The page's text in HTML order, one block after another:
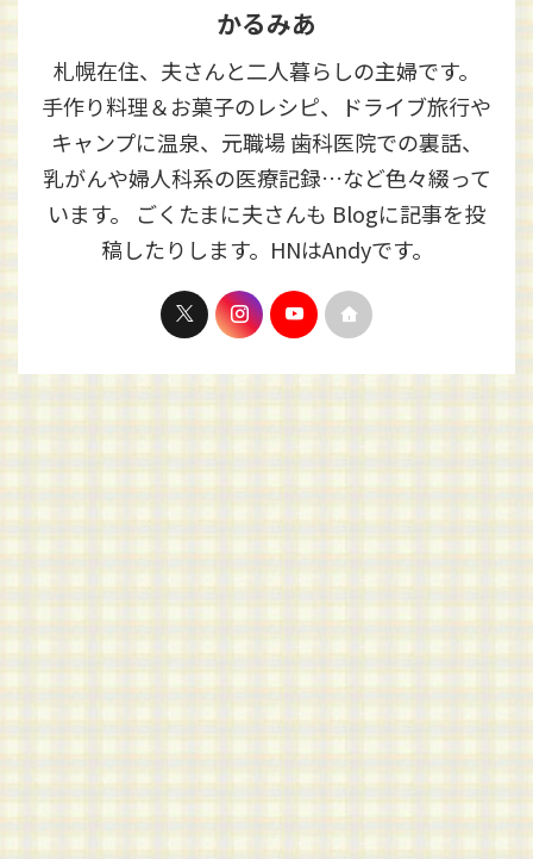
かるみあ
札幌在住、夫さんと二人暮らしの主婦です。
手作り料理＆お菓子のレシピ、ドライブ旅行や
キャンプに温泉、元職場 歯科医院での裏話、
乳がんや婦人科系の医療記録…など色々綴って
います。 ごくたまに夫さんも Blogに記事を投
稿したりします。HNはAndyです。